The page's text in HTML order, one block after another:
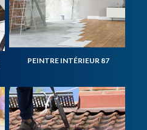
PEINTRE INTÉRIEUR 87